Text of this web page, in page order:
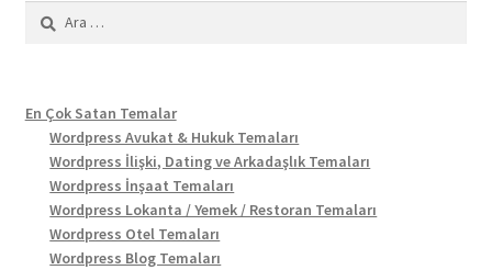
Arama:
En Çok Satan Temalar
Wordpress Avukat & Hukuk Temaları
Wordpress İlişki, Dating ve Arkadaşlık Temaları
Wordpress İnşaat Temaları
Wordpress Lokanta / Yemek / Restoran Temaları
Wordpress Otel Temaları
Wordpress Blog Temaları